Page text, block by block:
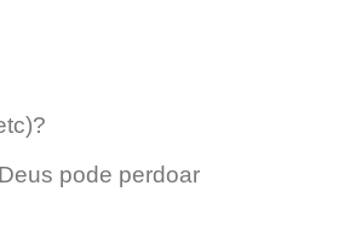
pode perdoar